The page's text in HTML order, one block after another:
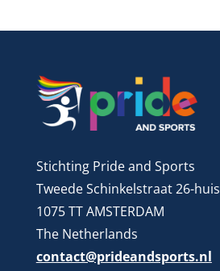
Stichting Pride and Sports
Tweede Schinkelstraat 26-huis
1075 TT AMSTERDAM
The Netherlands
contact@prideandsports.nl